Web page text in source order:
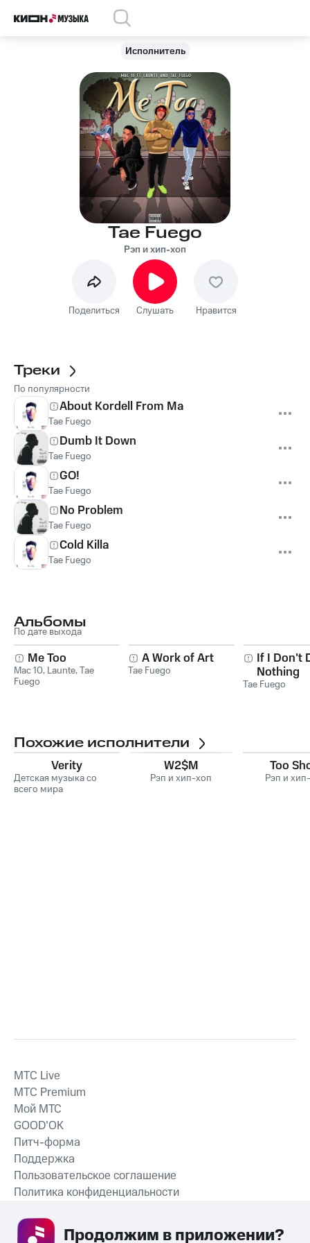
Исполнитель
Tae Fuego
Рэп и хип-хоп
Поделиться Слушать Нравится
Треки
По популярности
About Kordell From Ma
Tae Fuego
Dumb It Down
Tae Fuego
GO!
Tae Fuego
No Problem
Tae Fuego
Cold Killa
Tae Fuego
Альбомы
По дате выхода
Me Too
Mac 10, Launte,Tae
Fuego
A Work of Art
Tae Fuego
If I Don't
Nothing
Tae Fuego
Похожие исполнители
Verity
Детская музыка со
всего мира
W2$M
Рэп и хип-хоп
Too
Рэп и
СКАЧАТЬ ПРИЛОЖЕНИЕ
MTС Live
MTС Premium
Мой МТС
GOOD’OK
Питч-форма
Поддержка
Пользовательское соглашение
Политика конфиденциальности